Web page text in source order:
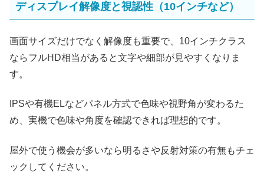
ディスプレイ解像度と視認性（10インチなど）
画面サイズだけでなく解像度も重要で、10インチクラス
ならフルHD相当があると文字や細部が見やすくなりま
す。
IPSや有機ELなどパネル方式で色味や視野角が変わるた
め、実機で色味や角度を確認できれば理想的です。
屋外で使う機会が多いなら明るさや反射対策の有無もチェ
ックしてください。